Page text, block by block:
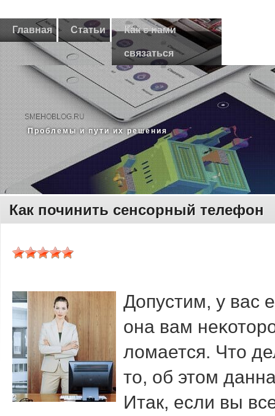
Главная Статьи Как с нами
связаться
SMEHOBLOG.RU
Прοблемы и пути их решения
Как починить сенсорный телефон
Допустим, у вас
она вам
ломается. Что
то, об этом
Итак, если вы